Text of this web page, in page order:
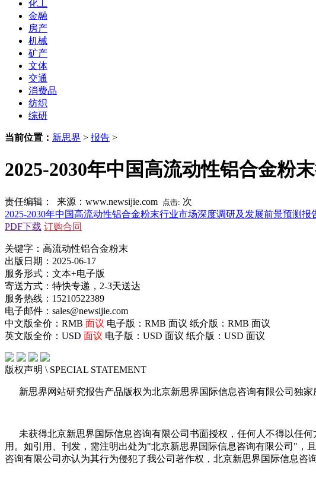
化工
金融
房产
机械
矿产
文体
交通
消费品
纺织
综研
当前位置： 新思界 > 报告 >
2025-2030年中国高流动性铝合金粉
责任编辑： 来源：www.newsijie.com 点击: 次
2025-2030年中国高流动性铝合金粉末行业市场深度调研及发展前景预测报
PDF下载 订购合同
关键字：高流动性铝合金粉末
出版日期：2025-06-17
服务形式：文本+电子版
寄送方式：特快专递，2-3天送达
服务热线：15210522389
电子邮件：sales@newsijie.com
中文版全价：RMB 面议 电子版：RMB 面议 纸介版：RMB 面议
英文版全价：USD 面议 电子版：USD 面议 纸介版：USD 面议
版权声明 \ SPECIAL STATEMENT
新思界网站研究报告产品版权为北京新思界国际信息咨询有限公司独
未获得北京新思界国际信息咨询有限公司书面授权，任何人不得以任
用。如引用、刊发，需注明出处为"北京新思界国际信息咨询有限公司"，
咨询有限公司亦认为其行为侵犯了我公司著作权，北京新思界国际信息咨